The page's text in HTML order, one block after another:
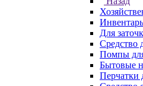
Для
Средство
Помпы
Бытовые
Перчатки